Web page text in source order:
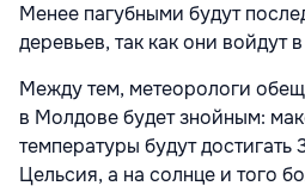
Менее пагубными будут
деревьев, так как они войдут
Между тем, метеорологи
в Молдове будет знойным:
температуры будут достигать
Цельсия, а на солнце и того